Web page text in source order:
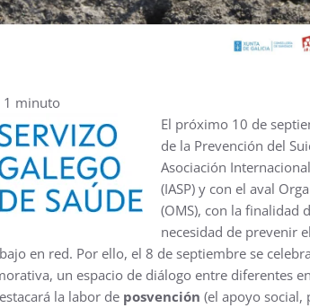
minuto
El próximo 10 de
de la Prevención del
Asociación
(IASP) y con el aval
(OMS), con la finalidad
necesidad de prevenir
en red. Por ello, el 8 de septiembre se
un espacio de diálogo entre diferentes
la labor de posvención (el apoyo social,